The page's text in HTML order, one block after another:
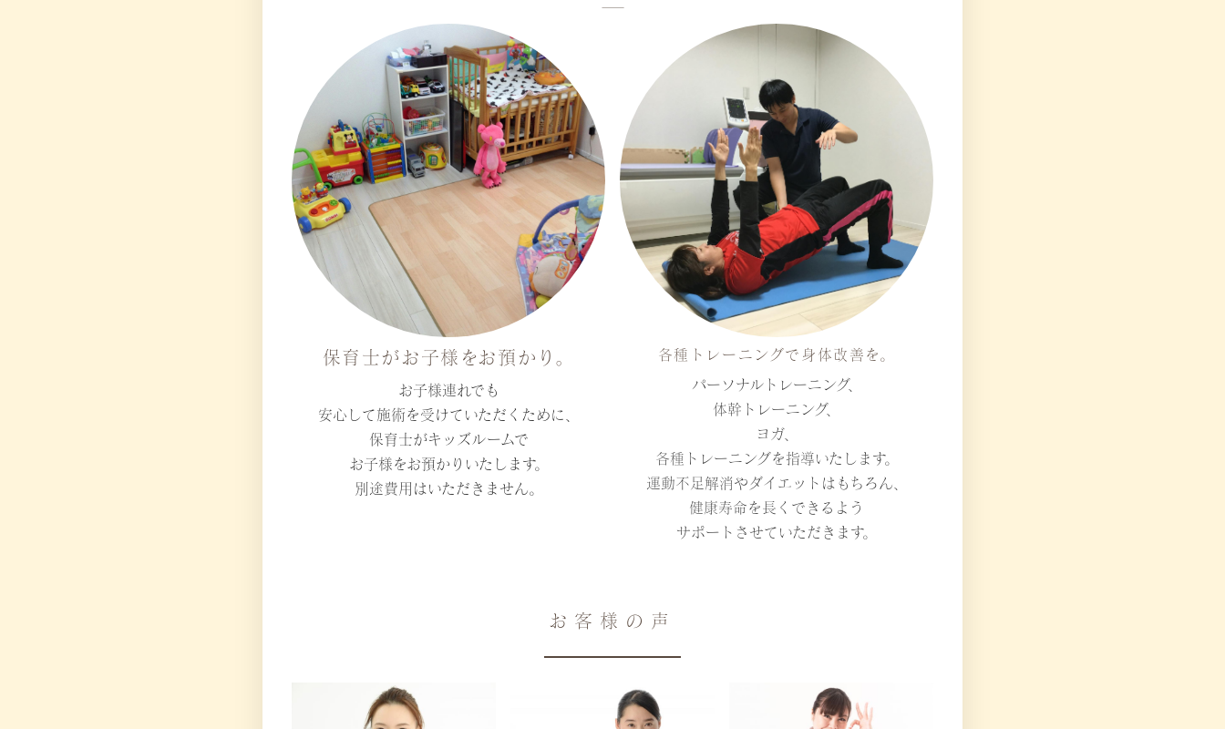
保育士がお子様をお預かり。
お子様連れでも
安心して施術を受けていただくために、
保育士がキッズルームで
お子様をお預かりいたします。
別途費用はいただきません。
各種トレーニングで身体改善を。
パーソナルトレーニング、
体幹トレーニング、
ヨガ、
各種トレーニングを指導いたします。
運動不足解消やダイエットはもちろん、
健康寿命を長くできるよう
サポートさせていただきます。
お客様の声